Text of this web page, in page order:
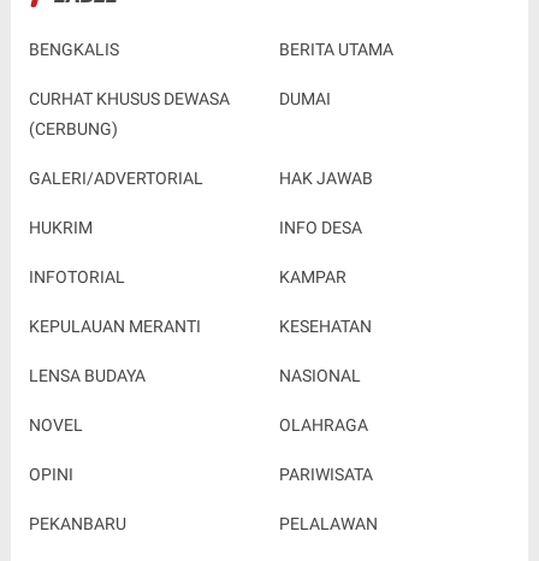
BENGKALIS BERITA UTAMA
CURHAT KHUSUS DEWASA
(CERBUNG)
DUMAI
GALERI/ADVERTORIAL HAK JAWAB
HUKRIM INFO DESA
INFOTORIAL KAMPAR
KEPULAUAN MERANTI KESEHATAN
LENSA BUDAYA NASIONAL
NOVEL OLAHRAGA
OPINI PARIWISATA
PEKANBARU PELALAWAN